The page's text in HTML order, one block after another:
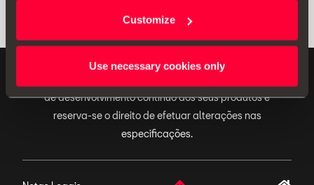
Customize
Use necessary cookies only
de desenvolvimento contínuo dos seus produtos e
reserva-se o direito de efetuar alterações nas
especificações.